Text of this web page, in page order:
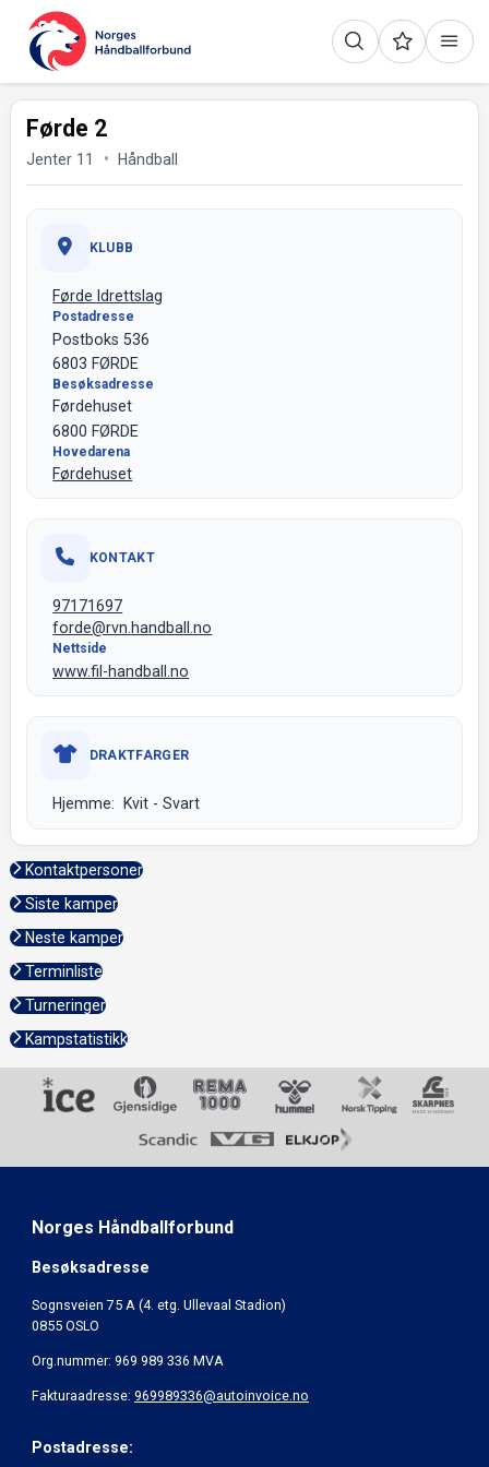
Førde 2
Jenter 11 Håndball
KLUBB
Førde Idrettslag
Postadresse
Postboks 536
6803 FØRDE
Besøksadresse
Førdehuset
6800 FØRDE
Hovedarena
Førdehuset
KONTAKT
97171697
forde@rvn.handball.no
Nettside
www.fil-handball.no
DRAKTFARGER
Hjemme: Kvit - Svart
Kontaktpersoner
Siste kamper
Neste kamper
Terminliste
Turneringer
Kampstatistikk
Norges Håndballforbund
Besøksadresse
Sognsveien 75 A (4. etg. Ullevaal Stadion)
0855 OSLO
Org.nummer: 969 989 336 MVA
Fakturaadresse: 969989336@autoinvoice.no
Postadresse: